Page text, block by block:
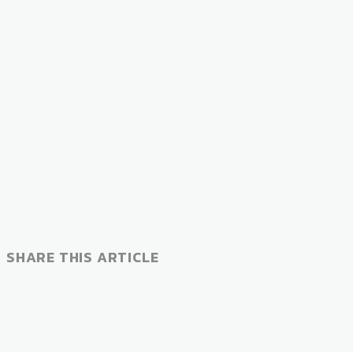
SHARE THIS ARTICLE